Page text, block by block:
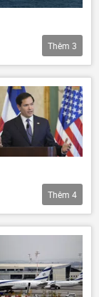
Thêm 3
Thêm 4